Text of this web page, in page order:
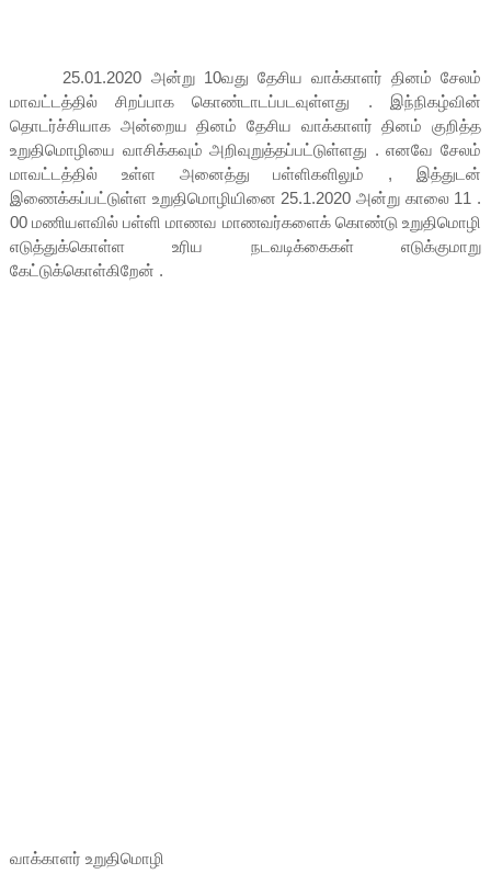
25.01.2020 அன்று 10வது தேசிய வாக்காளர் தினம் சேலம்
மாவட்டத்தில் சிறப்பாக கொண்டாடப்படவுள்ளது . இந்நிகழ்வின்
தொடர்ச்சியாக அன்றைய தினம் தேசிய வாக்காளர் தினம் குறித்த
உறுதிமொழியை வாசிக்கவும் அறிவுறுத்தப்பட்டுள்ளது . எனவே சேலம்
மாவட்டத்தில் உள்ள அனைத்து பள்ளிகளிலும் , இத்துடன்
இணைக்கப்பட்டுள்ள உறுதிமொழியினை 25.1.2020 அன்று காலை 11 .
00 மணியளவில் பள்ளி மாணவ மாணவர்களைக் கொண்டு உறுதிமொழி
எடுத்துக்கொள்ள உரிய நடவடிக்கைகள் எடுக்குமாறு
கேட்டுக்கொள்கிறேன் .
வாக்காளர் உறுதிமொழி